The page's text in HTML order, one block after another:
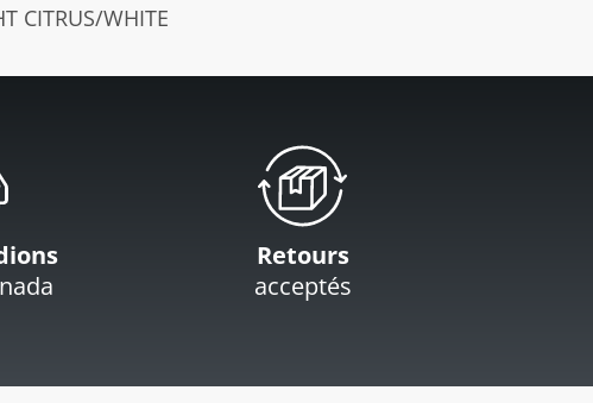
CITRUS/WHITE
Retours
acceptés